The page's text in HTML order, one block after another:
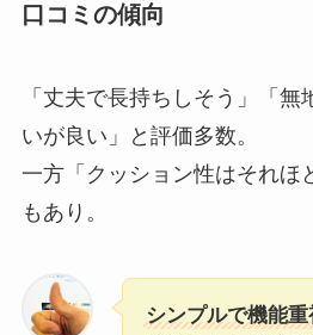
口コミの傾向
「丈夫で長持ちしそう」「
いが良い」と評価多数。
一方「クッション性はそれほ
もあり。
シンプルで機能